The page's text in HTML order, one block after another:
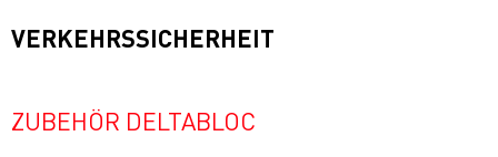
VERKEHRSSICHERHEIT
ZUBEHÖR DELTABLOC